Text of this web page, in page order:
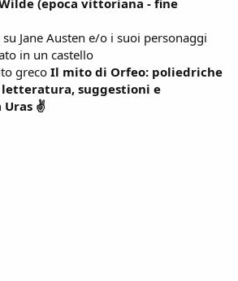
(epoca vittoriana - fine
Jane Austen e/o i suoi personaggi
in un castello
greco Il mito di Orfeo: poliedriche
suggestioni e
Uras ✌